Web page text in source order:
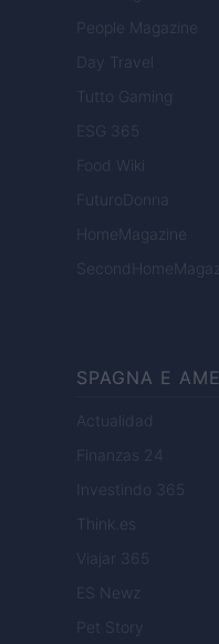
People Magazine
Day Travel
Tutto Gaming
ESG 365
Food Wiki
FuturoDonna
HomeMagazine
SPAGNA E
Actualidad
Finanzas 24
Investindo 365
Think.es
Viajar 365
ES Newz
Pet Story